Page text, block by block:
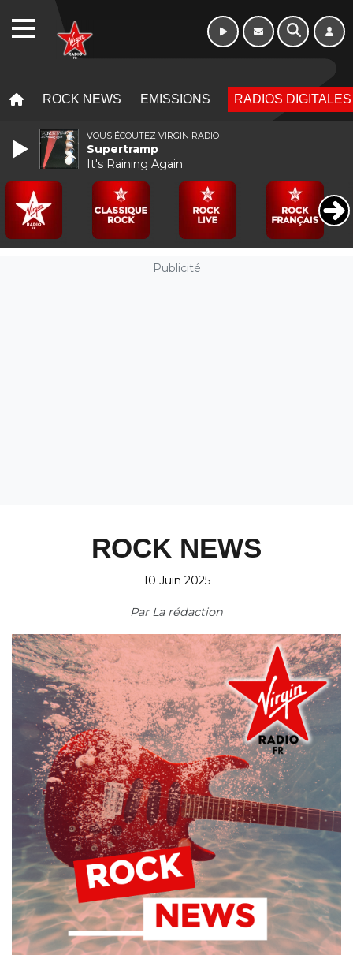
ROCK NEWS EMISSIONS RADIOS DIGITALES
Publicité
ROCK NEWS
10 Juin 2025
Par La rédaction
VOUS ÉCOUTEZ VIRGIN RADIO
Supertramp
It's Raining Again
WEBRADIO